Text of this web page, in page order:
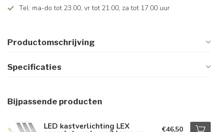
Tel: ma-do tot 23.00, vr tot 21.00, za tot 17.00 uur
Productomschrijving
Specificaties
Bijpassende producten
LED kastverlichting LEX €46,50